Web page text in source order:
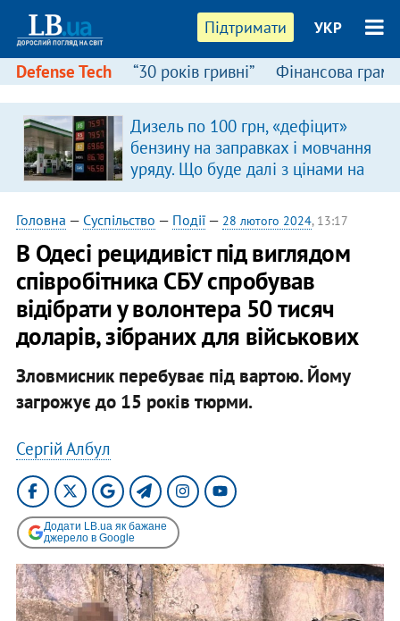
Підтримати УКР
Defense Tech “30 років гривні” Фінансова
Дизель по 100 грн, «дефіцит»
бензину на заправках і мовчання
уряду. Що буде далі з цінами на
пальне?
Головна — Суспільство — Події— 28 лютого 2024, 13:17
В Одесі рецидивіст під виглядом
співробітника СБУ спробував
відібрати у волонтера 50 тисяч
доларів, зібраних для військових
Зловмисник перебуває під вартою. Йому
загрожує до 15 років тюрми.
Сергій Албул
Додати LB.ua як бажане
джерело в Google